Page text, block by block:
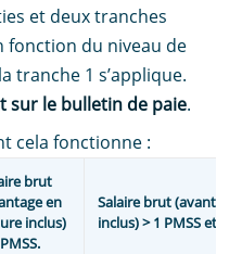
et deux tranches
fonction du niveau de
tranche 1 s’applique.
sur le bulletin de paie.
cela fonctionne :
brut
en
inclus)
Salaire brut
inclus) > 1 PMSS et < 8